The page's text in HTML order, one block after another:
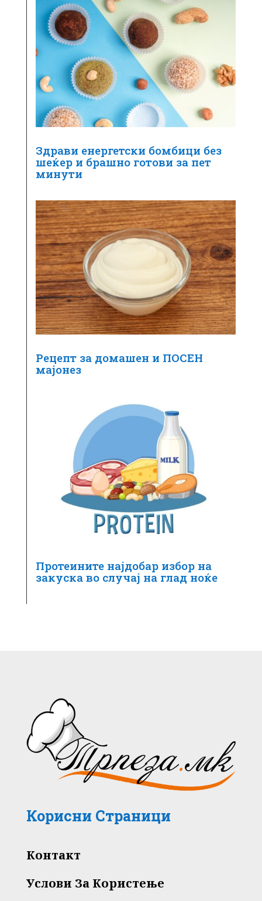
Здрави енергетски бомбици без
шеќер и брашно готови за пет
минути
Рецепт за домашен и ПОСЕН
мајонез
Протеините најдобар избор на
закуска во случај на глад ноќе
Корисни Страници
Контакт
Услови За Користење